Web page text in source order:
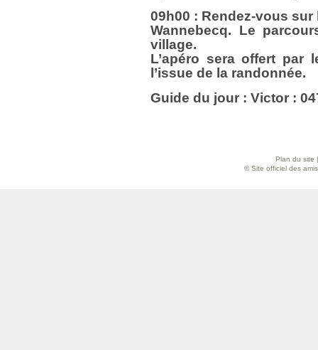
09h00 : Rendez-vous sur
Wannebecq. Le
village.
L’apéro sera offert par
l’issue de la randonnée.
Guide du jour : Victor :
Plan du site
© Site officiel des